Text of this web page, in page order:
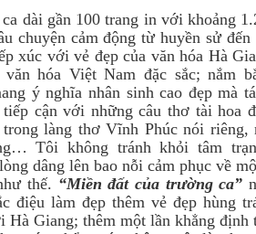
dài gần 100 trang in với khoảng
chuyện cảm động từ huyền sử đến
xúc với vẻ đẹp của văn hóa Hà
hóa Việt Nam đặc sắc; nắm
ý nghĩa nhân sinh cao đẹp mà
cận với những câu thơ tài hoa
làng thơ Vĩnh Phúc nói riêng,
Tôi không tránh khỏi tâm
dâng lên bao nỗi cảm phục về
thế. “Miền đất của trường ca”
điệu làm đẹp thêm vẻ đẹp hùng
Hà Giang; thêm một lần khẳng định